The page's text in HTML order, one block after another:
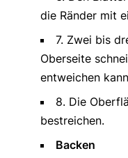
die Ränder mit
7. Zwei bis
Oberseite
entweichen
8. Die
bestreichen.
Backen